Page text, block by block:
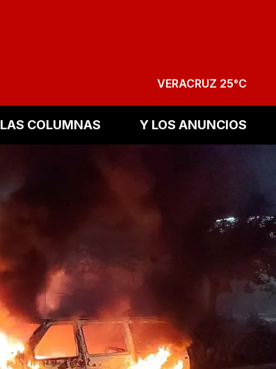
VERACRUZ 25°C
LAS COLUMNAS Y LOS ANUNCIOS